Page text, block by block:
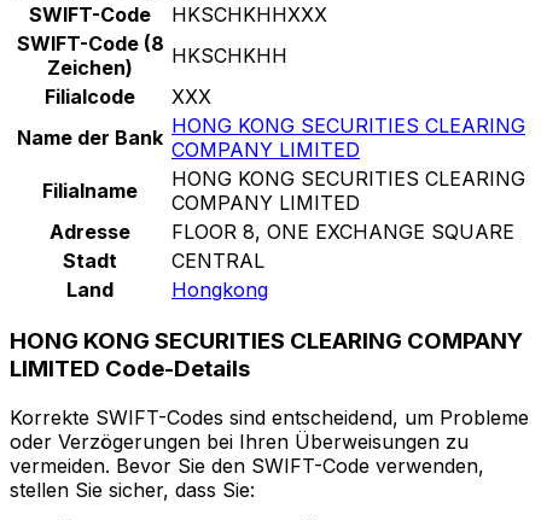
SWIFT-Code
HKSCHKHHXXX
SWIFT-Code (8
Zeichen)
HKSCHKHH
Filialcode
XXX
Name der Bank HONG KONG SECURITIES CLEARING
COMPANY LIMITED
Filialname
HONG KONG SECURITIES CLEARING
COMPANY LIMITED
Adresse
FLOOR 8, ONE EXCHANGE SQUARE
Stadt
CENTRAL
Land
Hongkong
HONG KONG SECURITIES CLEARING COMPANY
LIMITED Code-Details
Korrekte SWIFT-Codes sind entscheidend, um Probleme
oder Verzögerungen bei Ihren Überweisungen zu
vermeiden. Bevor Sie den SWIFT-Code verwenden,
stellen Sie sicher, dass Sie: